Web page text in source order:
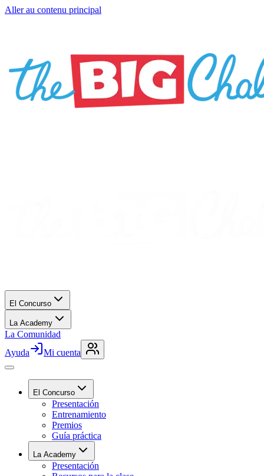
Aller au contenu principal
El Concurso
La Academy
La Comunidad
Ayuda
Mi cuenta
El Concurso
Presentación
Entrenamiento
Premios
Guía práctica
La Academy
Presentación